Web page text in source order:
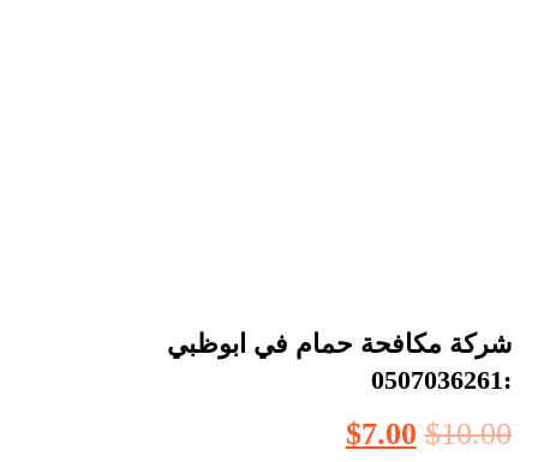
شركة مكافحة حمام في ابوظبي
:0507036261
$10.00
$7.00